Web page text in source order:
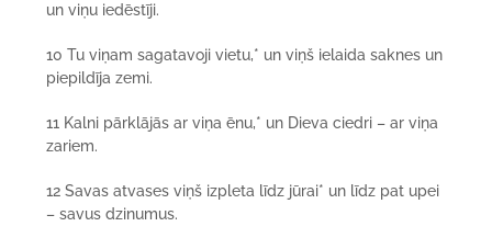
un viņu iedēstīji.
10 Tu viņam sagatavoji vietu,* un viņš ielaida saknes un
piepildīja zemi.
11 Kalni pārklājās ar viņa ēnu,* un Dieva ciedri – ar viņa
zariem.
12 Savas atvases viņš izpleta līdz jūrai* un līdz pat upei
– savus dzinumus.